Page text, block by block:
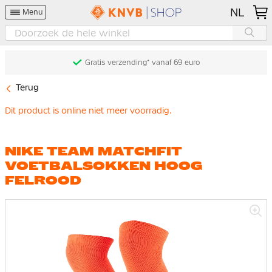
Menu NL
Gratis verzending* vanaf 69 euro
Terug
Dit product is online niet meer voorradig.
NIKE TEAM MATCHFIT
VOETBALSOKKEN HOOG
FELROOD